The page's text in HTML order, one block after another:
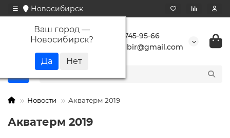
Новосибирск
Ваш город —
Новосибирск?
+7 923 745-95-66
buransibir@gmail.com
Новости Акватерм 2019
Акватерм 2019